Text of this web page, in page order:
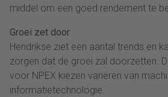
middel om een goed rendement te
Groei zet door
Hendrikse ziet een aantal trends en
zorgen dat de groei zal doorzetten.
voor NPEX kiezen variëren van
informatietechnologie.